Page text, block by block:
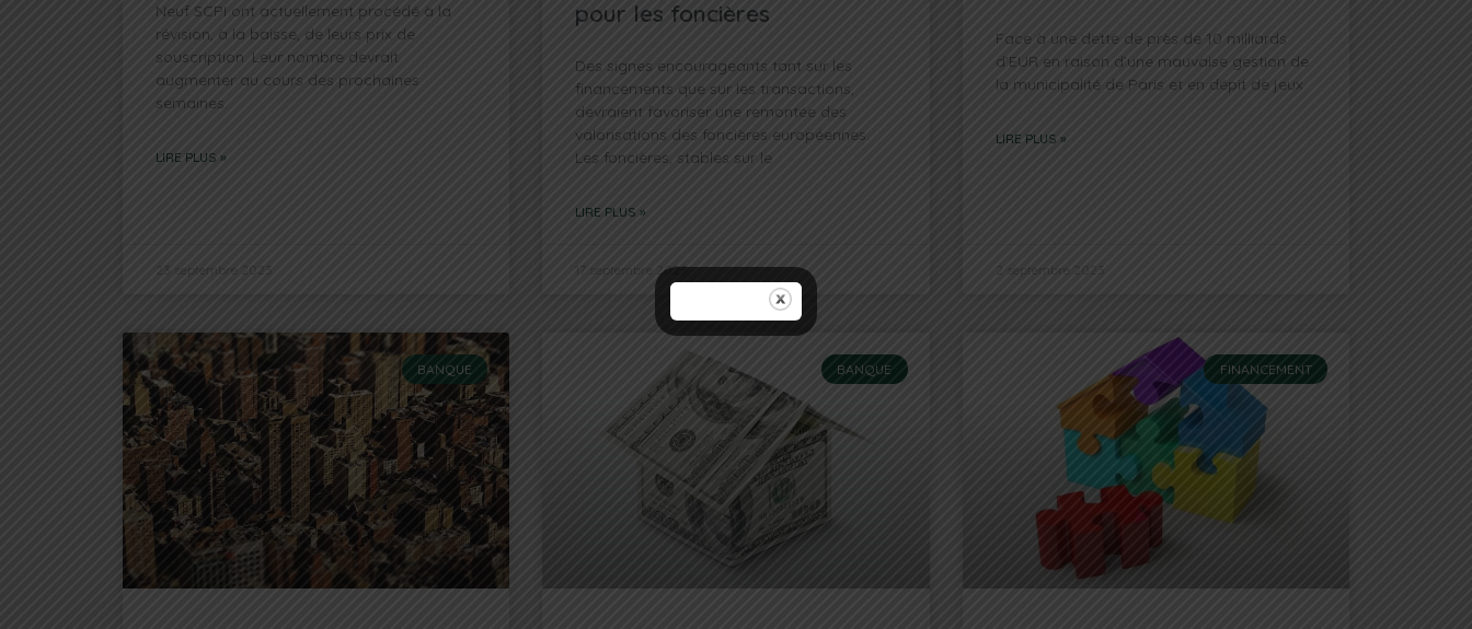
Neuf SCPI ont actuellement procédé à la
révision, à la baisse, de leurs prix de
souscription. Leur nombre devrait
augmenter au cours des prochaines
semaines.
LIRE PLUS »
23 septembre 2023
pour les foncières
Des signes encourageants tant sur les
financements que sur les transactions,
devraient favoriser une remontée des
valorisations des foncières européennes.
Les foncières, stables sur le
LIRE PLUS »
17 septembre 2023
Face à une dette de près de 10 milliards
d’EUR en raison d’une mauvaise gestion de
la municipalité de Paris et en dépit de jeux
LIRE PLUS »
2 septembre 2023
BANQUE BANQUE FINANCEMENT